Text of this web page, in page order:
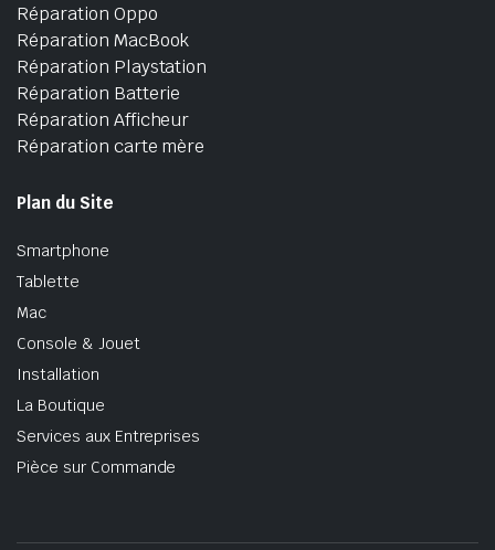
Réparation Oppo
Réparation MacBook
Réparation Playstation
Réparation Batterie
Réparation Afficheur
Réparation carte mère
Plan du Site
Smartphone
Tablette
Mac
Console & Jouet
Installation
La Boutique
Services aux Entreprises
Pièce sur Commande